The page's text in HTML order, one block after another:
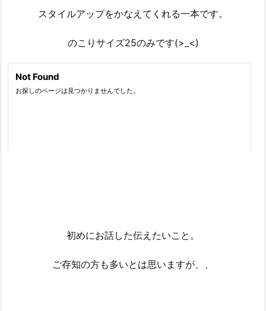
スタイルアップをかなえてくれる一本です。
のこりサイズ25のみです(>_<)
初めにお話した伝えたいこと。
ご存知の方も多いとは思いますが、、